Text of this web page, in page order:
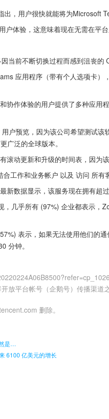
，用户很快就能将为Microsoft
体验，这意味着现在无需在平台
当前不断切换过程而感到沮丧的
应用程序（带有个人选项卡
协作体验的用户提供了多种应用
户预览，因为该公司希望测试
广泛的全球版本。
滚动更新和升级的时间表，因为
工作和业务帐户 以及 访问 所有
数据显示，该服务现在拥有超过
几乎所有 (97%) 企业都表示，
表示，如果无法使用他们的
分钟。
放平台帐号（企鹅号）传播渠道
删除。
是…
6100 亿美元的增长